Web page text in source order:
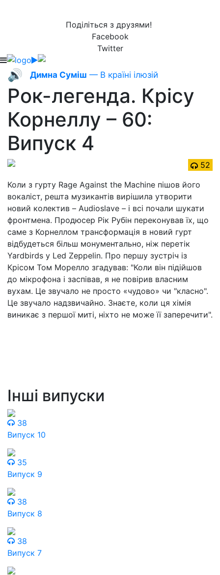
Поділіться з друзями!
Facebook
Twitter
🔊 Димна Суміш — В країні ілюзій
Рок-легенда. Крісу
Корнеллу – 60:
Випуск 4
52
Коли з гурту Rage Against the Machine пішов його
вокаліст, решта музикантів вирішила утворити
новий колектив – Audioslave – і всі почали шукати
фронтмена. Продюсер Рік Рубін переконував їх, що
саме з Корнеллом трансформація в новий гурт
відбудеться більш монументально, ніж перетік
Yardbirds у Led Zeppelin. Про першу зустріч із
Крісом Том Морелло згадував: "Коли він підійшов
до мікрофона і заспівав, я не повірив власним
вухам. Це звучало не просто «чудово» чи "класно".
Це звучало надзвичайно. Знаєте, коли ця хімія
виникає з першої миті, ніхто не може її заперечити".
Інші випуски
38
Випуск 10
35
Випуск 9
38
Випуск 8
38
Випуск 7